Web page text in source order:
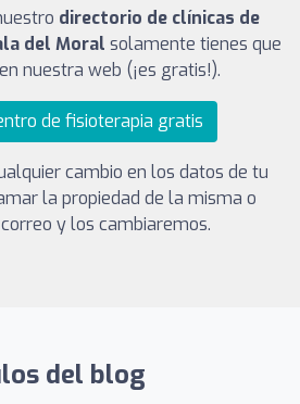
directorio de clínicas de
del Moral solamente tienes que
nuestra web (¡es gratis!).
de fisioterapia gratis
cambio en los datos de tu
la propiedad de la misma o
y los cambiaremos.
del blog